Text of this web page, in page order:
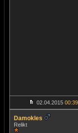
02.04.2015 00:39
Damokles
Relikt